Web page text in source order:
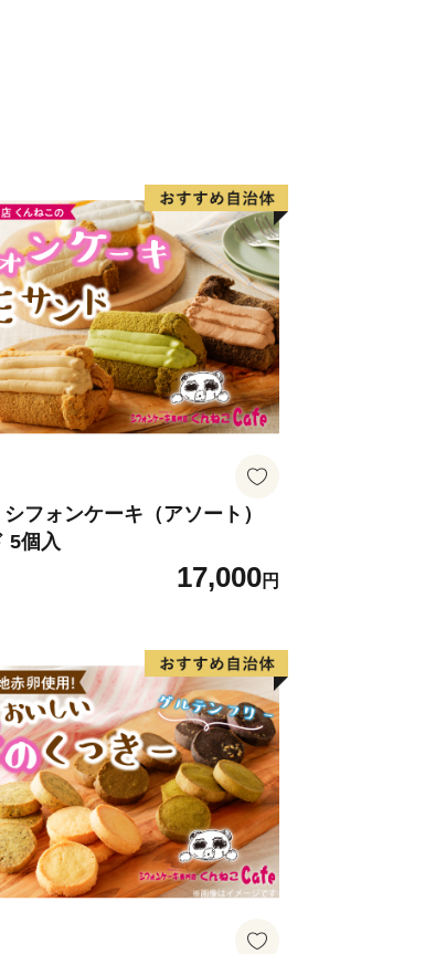
内容量が変動する場合があ
前後します。
合がございますので、ご了
いただきます。
す。
送致します。
、寄附証明書等の書類に関
以外には使用いたしませ
方団体に指定されていま
フォンケーキ（アソート）
5個入
17,000円